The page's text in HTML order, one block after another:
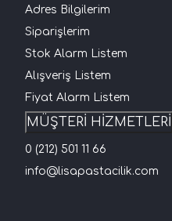
Adres Bilgilerim
Siparişlerim
Stok Alarm Listem
Alışveriş Listem
Fiyat Alarm Listem
MÜŞTERİ HİZMETLERİ
0 (212) 501 11 66
info@lisapastacilik.com